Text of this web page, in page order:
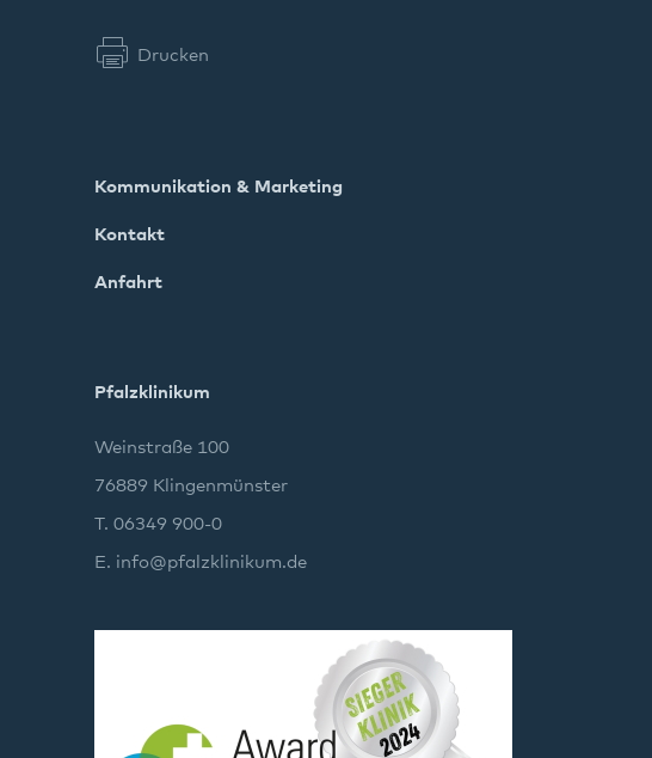
Drucken
Kommunikation & Marketing
Kontakt
Anfahrt
Pfalzklinikum
Weinstraße 100
76889 Klingenmünster
T. 06349 900-0
E. info@pfalzklinikum.de